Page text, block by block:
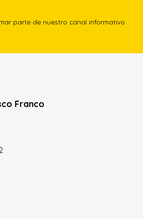
parte de nuestro canal informativo.
Franco